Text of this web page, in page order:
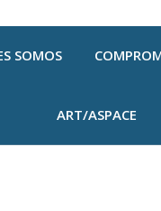
SOMOS
ART/ASPACE